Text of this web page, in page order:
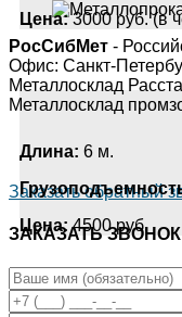
РосСибМет -
Офис: Санкт-
Металлосклад
Металлосклад
Заказать обратный
ЗАКАЗАТЬ ЗВОНОК
Цена:3000 руб. (в
Длина: 6 м.
Цена:4500 руб.